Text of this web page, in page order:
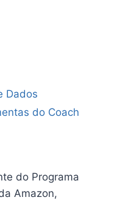
Dados
do Coach
do Programa
Amazon,